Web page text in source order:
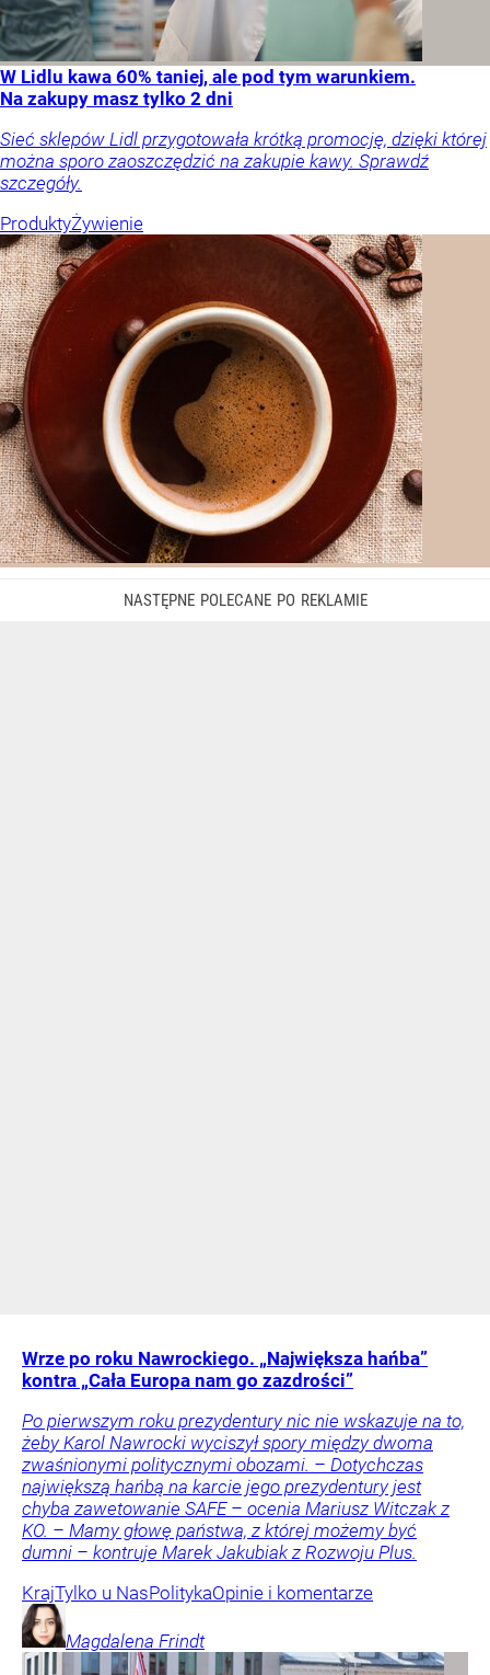
W Lidlu kawa 60% taniej, ale pod tym warunkiem.
Na zakupy masz tylko 2 dni
Sieć sklepów Lidl przygotowała krótką promocję, dzięki której
można sporo zaoszczędzić na zakupie kawy. Sprawdź
szczegóły.
ProduktyŻywienie
Wrze po roku Nawrockiego. „Największa hańba”
kontra „Cała Europa nam go zazdrości”
Po pierwszym roku prezydentury nic nie wskazuje na to,
żeby Karol Nawrocki wyciszył spory między dwoma
zwaśnionymi politycznymi obozami. – Dotychczas
największą hańbą na karcie jego prezydentury jest
chyba zawetowanie SAFE – ocenia Mariusz Witczak z
KO. – Mamy głowę państwa, z której możemy być
dumni – kontruje Marek Jakubiak z Rozwoju Plus.
KrajTylko u NasPolitykaOpinie i komentarze
Magdalena Frindt